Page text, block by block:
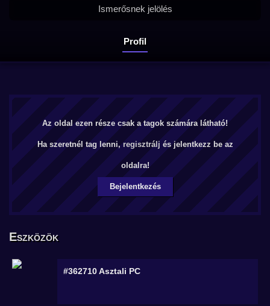
Profil
Ismerősnek jelölés
Az oldal ezen része csak a tagok számára látható!
Ha szeretnél tag lenni, regisztrálj és jelentkezz be az
oldalra!
Bejelentkezés
Eszközök
#362710Asztali PC